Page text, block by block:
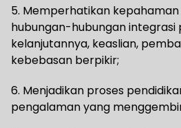
5. Memperhatikan
hubungan-hubungan integrasi
kelanjutannya, keaslian,
kebebasan berpikir;
6. Menjadikan proses
pengalaman yang